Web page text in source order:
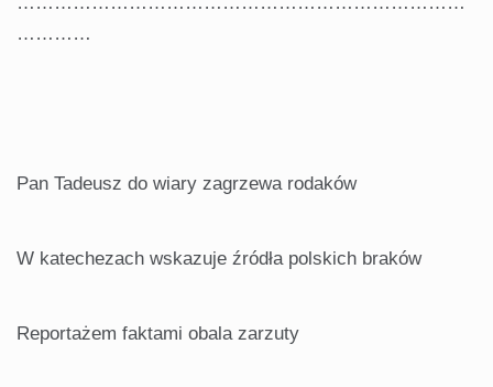
…………
Pan Tadeusz do wiary zagrzewa rodaków
W katechezach wskazuje źródła polskich braków
Reportażem faktami obala zarzuty